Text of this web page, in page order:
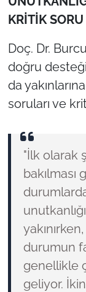
KRİTİK SORU
Doç. Dr.
doğru
da
soruları ve
"İlk olarak
bakılması
durumun
genellikle
geliyor.